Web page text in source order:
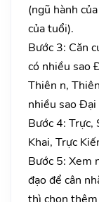
(ngũ hành
của tuổi).
Bước 3: Căn
có nhiều sao
Thiên n,
nhiều sao Đại
Bước 4:
Khai, Trực
Bước 5: Xem
đạo để cân